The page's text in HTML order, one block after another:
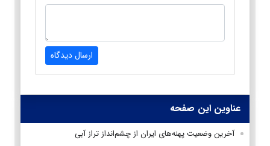
ارسال دیدگاه
عناوین این صفحه
آخرین وضعیت پهنه‌های ایران از چشم‌انداز تراز آبی